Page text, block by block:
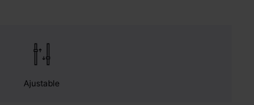
Ajustable